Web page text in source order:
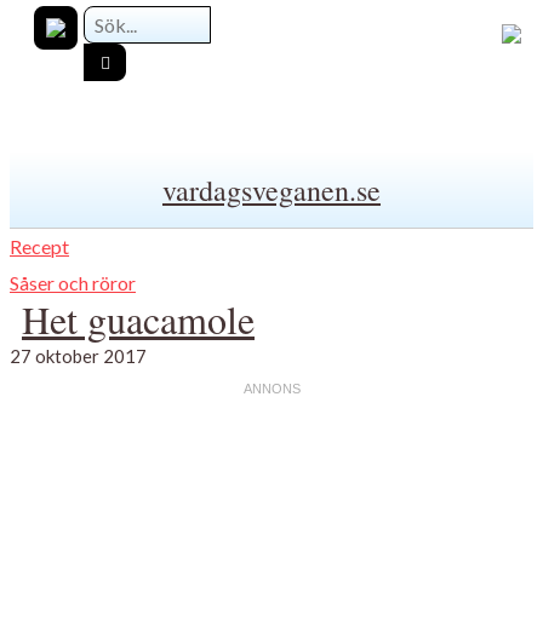
vardagsveganen.se
Recept
Såser och röror
Het guacamole
27 oktober 2017